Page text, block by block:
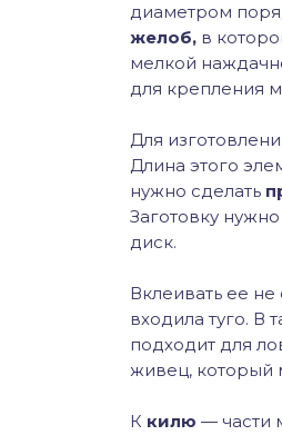
диаметром
желоб, в
мелкой
для крепления
Для
Длина этого
нужно сделать
Заготовку
диск.
Вклеивать ее не
входила туго. В
подходит для
живец, который
К килю — части